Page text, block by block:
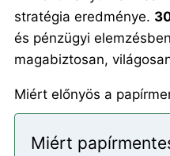
stratégia eredménye.
és pénzügyi
magabiztosan,
Miért előnyös a
Miért